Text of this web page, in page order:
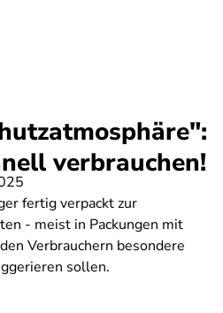
verbrauchen!
fertig verpackt zur
- meist in Packungen mit
Verbrauchern besondere
sollen.